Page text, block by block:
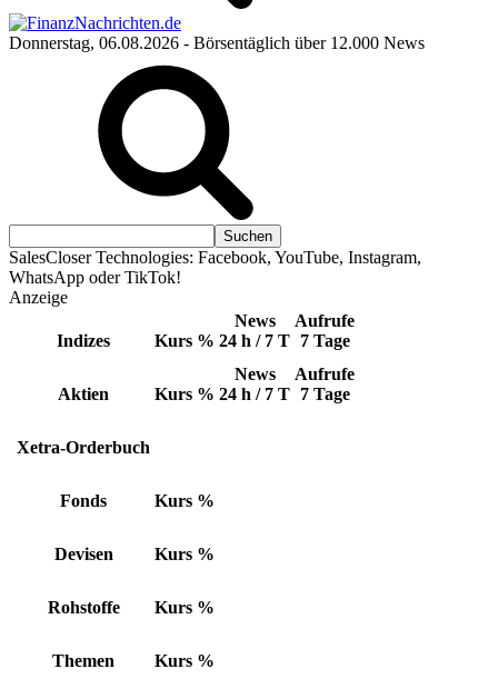
Donnerstag, 06.08.2026 - Börsentäglich über 12.000 News
SalesCloser Technologies: Facebook, YouTube, Instagram,
WhatsApp oder TikTok!
Anzeige
Indizes Kurs %
News
24 h / 7 T
Aufrufe
7 Tage
Aktien Kurs %
News
24 h / 7 T
Aufrufe
7 Tage
Xetra-Orderbuch
Fonds Kurs %
Devisen Kurs %
Rohstoffe Kurs %
Themen Kurs %